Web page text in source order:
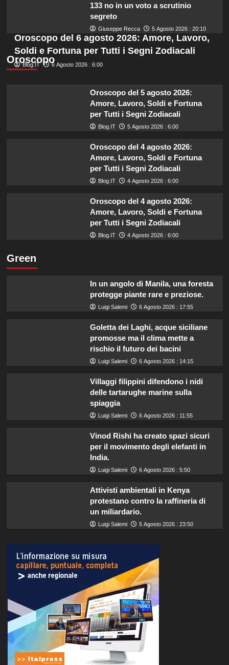
133 no in un voto a scrutinio
segreto
Giuseppe Recca 5 Agosto 2026 : 20:10
Oroscopo
Oroscopo del 6 agosto 2026: Amore, Lavoro,
Soldi e Fortuna per Tutti i Segni Zodiacali
Blog.IT 6 Agosto 2026 : 6:00
Oroscopo del 5 agosto 2026:
Amore, Lavoro, Soldi e Fortuna
per Tutti i Segni Zodiacali
Blog.IT 5 Agosto 2026 : 6:00
Oroscopo del 4 agosto 2026:
Amore, Lavoro, Soldi e Fortuna
per Tutti i Segni Zodiacali
Blog.IT 4 Agosto 2026 : 6:00
Oroscopo del 4 agosto 2026:
Amore, Lavoro, Soldi e Fortuna
per Tutti i Segni Zodiacali
Blog.IT 4 Agosto 2026 : 6:00
Green
In un angolo di Manila, una foresta
protegge piante rare e preziose.
Luigi Salemi 6 Agosto 2026 : 17:55
Goletta dei Laghi, acque siciliane
promosse ma il clima mette a
rischio il futuro dei bacini
Luigi Salemi 6 Agosto 2026 : 14:15
Villaggi filippini difendono i nidi
delle tartarughe marine sulla
spiaggia
Luigi Salemi 6 Agosto 2026 : 11:55
Vinod Rishi ha creato spazi sicuri
per il movimento degli elefanti in
India.
Luigi Salemi 6 Agosto 2026 : 5:50
Attivisti ambientali in Kenya
protestano contro la raffineria di
un miliardario.
Luigi Salemi 5 Agosto 2026 : 23:50